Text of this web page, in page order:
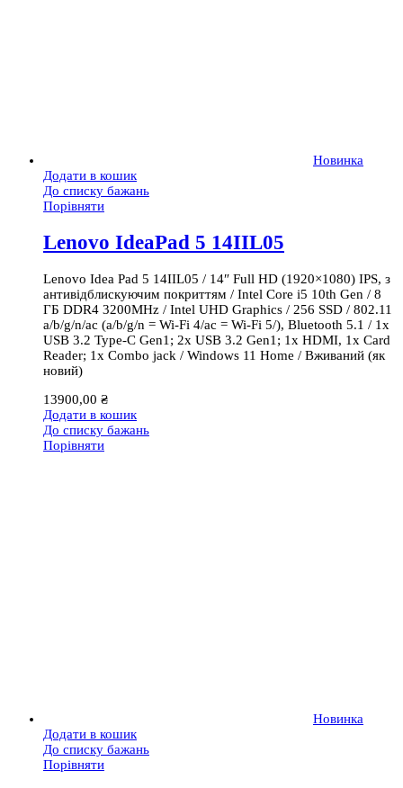
Новинка
Додати в кошик
До списку бажань
Порівняти
Lenovo IdeaPad 5 14IIL05
Lenovo Idea Pad 5 14IIL05 / 14″ Full HD (1920×1080) IPS, з
антивідблискуючим покриттям / Intel Core i5 10th Gen / 8
ГБ DDR4 3200MHz / Intel UHD Graphics / 256 SSD / 802.11
a/b/g/n/ac (a/b/g/n = Wi-Fi 4/ac = Wi-Fi 5/), Bluetooth 5.1 / 1x
USB 3.2 Type-C Gen1; 2x USB 3.2 Gen1; 1x HDMI, 1x Card
Reader; 1x Combo jack / Windows 11 Home / Вживаний (як
новий)
13900,00 ₴
Додати в кошик
До списку бажань
Порівняти
Новинка
Додати в кошик
До списку бажань
Порівняти